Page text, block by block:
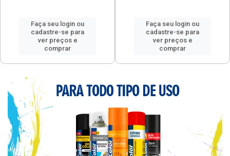
Faça seu login ou
cadastre-se para
ver preços e
comprar
Faça seu login ou
cadastre-se para
ver preços e
comprar